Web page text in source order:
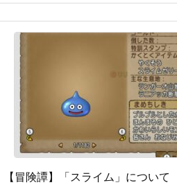
【冒険譚】「スライム」について